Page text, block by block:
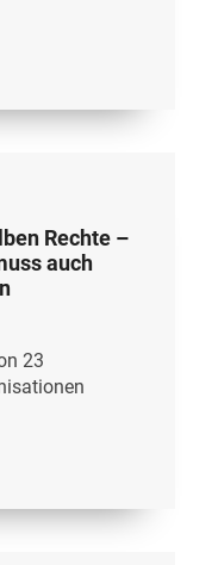
Rechte –
auch
23